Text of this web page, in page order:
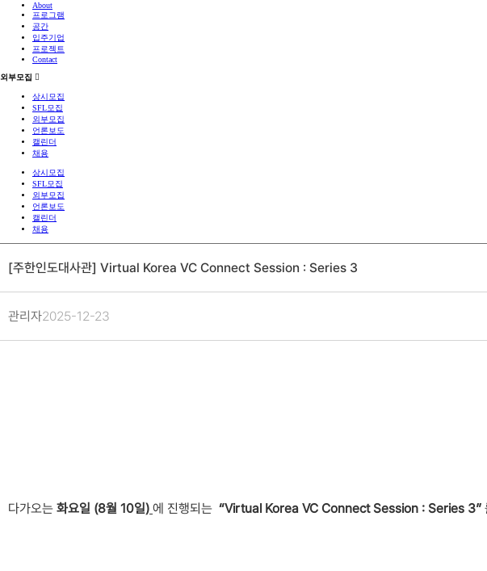
About
프로그램
공간
입주기업
프로젝트
Contact
외부모집
상시모집
SFL모집
외부모집
언론보도
캘린더
채용
상시모집
SFL모집
외부모집
언론보도
캘린더
채용
[주한인도대사관] Virtual Korea VC Connect Session : Series 3
관리자2025-12-23
다가오는 화요일 (8월 10일) 에 진행되는 “Virtual Korea VC Connect Session : Series 3”